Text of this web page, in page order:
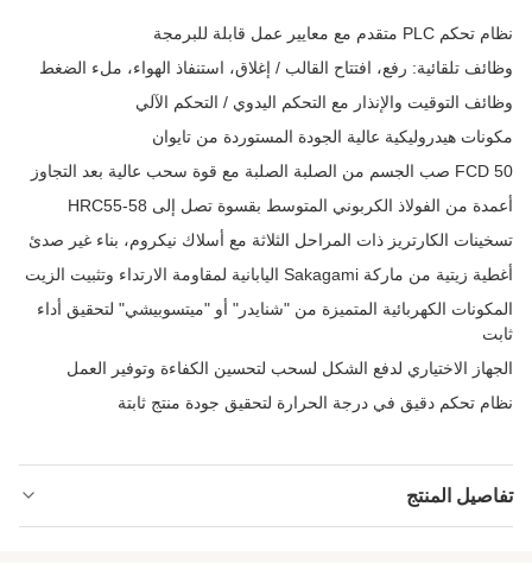
نظام تحكم PLC متقدم مع معايير عمل قابلة للبرمجة
وظائف تلقائية: رفع، افتتاح القالب / إغلاق، استنفاذ الهواء، ملء الضغط
وظائف التوقيت والإنذار مع التحكم اليدوي / التحكم الآلي
مكونات هيدروليكية عالية الجودة المستوردة من تايوان
FCD 50 صب الجسم من الصلبة الصلبة مع قوة سحب عالية بعد التجاوز
أعمدة من الفولاذ الكربوني المتوسط بقسوة تصل إلى HRC55-58
تسخينات الكارتريز ذات المراحل الثلاثة مع أسلاك نيكروم، بناء غير صدئ
أغطية زيتية من ماركة Sakagami اليابانية لمقاومة الارتداء وتثبيت الزيت
المكونات الكهربائية المتميزة من "شنايدر" أو "ميتسوبيشي" لتحقيق أداء
ثابت
الجهاز الاختياري لدفع الشكل لسحب لتحسين الكفاءة وتوفير العمل
نظام تحكم دقيق في درجة الحرارة لتحقيق جودة منتج ثابتة
تفاصيل المنتج